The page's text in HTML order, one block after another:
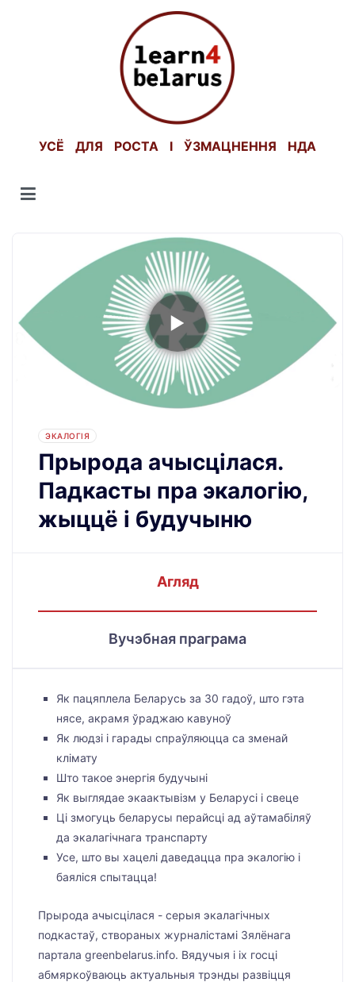
УСЁ ДЛЯ РОСТА І ЎЗМАЦНЕННЯ НДА
ЭКАЛОГІЯ
Прырода ачысцілася.
Падкасты пра экалогію,
жыццё і будучыню
Агляд
Вучэбная праграма
Як пацяплела Беларусь за 30 гадоў, што гэта
нясе, акрамя ўраджаю кавуноў
Як людзі і гарады спраўляюцца са зменай
клімату
Што такое энергія будучыні
Як выглядае экаактывізм у Беларусі і свеце
Ці змогуць беларусы перайсці ад аўтамабіляў
да экалагічнага транспарту
Усе, што вы хацелі даведацца пра экалогію і
баяліся спытацца!
Прырода ачысцілася - серыя экалагічных
подкастаў, створаных журналістамі Зялёнага
партала greenbelarus.info. Вядучыя і іх госці
абмяркоўваюць актуальныя трэнды развіцця